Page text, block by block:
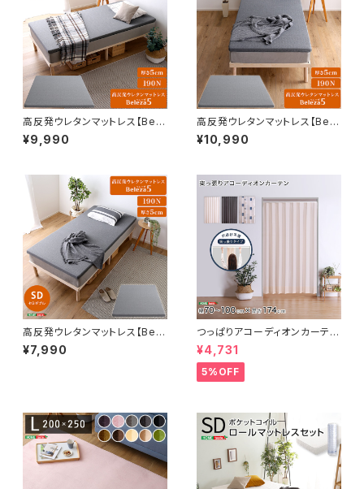
高反発ウレタンマットレス【Bele
za5-ベレーザ・ファイブ-】(クイ
ーン) ORM-05Q
¥9,990
高反発ウレタンマットレス【Bele
za5-ベレーザ・ファイブ-】(キン
グ) ORM-05K
¥10,990
高反発ウレタンマットレス【Bele
za5-ベレーザ・ファイブ-】(セミ
ダブル) ORM-05SD
¥7,990
つっぱりアコーディオンカーテ
ン 100×174cm SH-16-TA
DC
¥4,731
5%OFF